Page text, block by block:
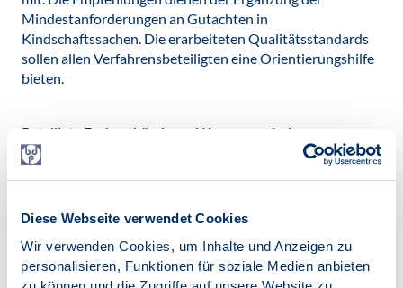
Diese Webseite verwendet Cookies
Wir verwenden Cookies, um Inhalte und Anzeigen zu
personalisieren, Funktionen für soziale Medien anbieten
Mindestanforderungen an Gutachten in
Kindschaftssachen. Die erarbeiteten Qualitätsstandards
sollen allen Verfahrensbeteiligten eine Orientierungshilfe
bieten.
Beteiligte Fachverbände und Kammern sind:
Berufsverband Deutscher Psychologinnen und
Psychologen (BDP), Bundesarbeitsgemeinschaft Leitender
Psychosomatik und
und Jugendpsychiatrie, Psychosomatik und
Psychotherapie (BKJPP), Berufsverband für Beratung,